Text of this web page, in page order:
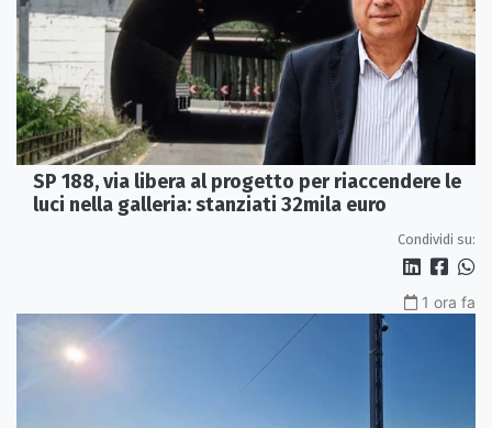
SP 188, via libera al progetto per riaccendere le
luci nella galleria: stanziati 32mila euro
Condividi su:
1 ora fa